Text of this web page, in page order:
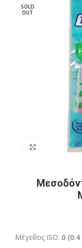
SOLD
OUT
Click to
Μέγεθος ISO: 0